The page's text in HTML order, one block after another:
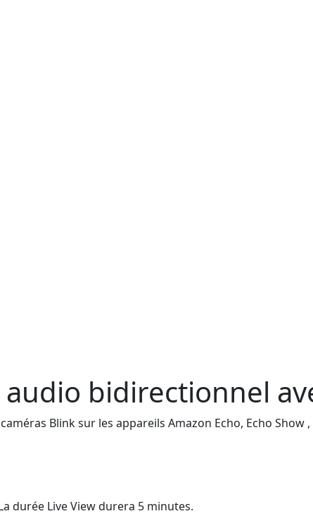
bidirectionnel
Blink sur les appareils Amazon Echo, Echo Show ,
durée Live View durera 5 minutes.